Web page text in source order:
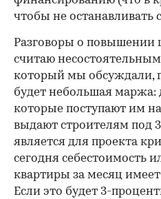
чтобы не останавливать
Разговоры о повышении
считаю
который мы обсуждали,
будет небольшая маржа:
которые поступают им
выдают строителям под
является для проекта
сегодня себестоимость
квартиры за месяц имеет
Если это будет 3-